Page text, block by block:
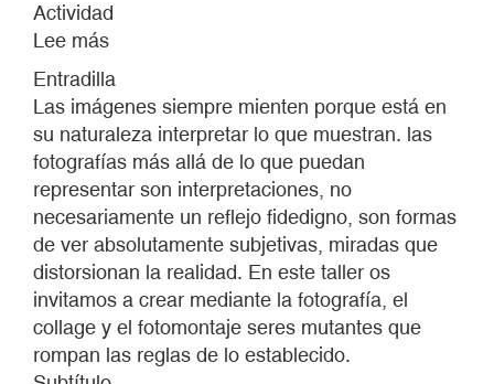
Actividad
Lee más
CLASES
Entradilla
Las imágenes siempre mienten porque está en
su naturaleza interpretar lo que muestran. las
fotografías más allá de lo que puedan
representar son interpretaciones, no
necesariamente un reflejo fidedigno, son formas
de ver absolutamente subjetivas, miradas que
distorsionan la realidad. En este taller os
invitamos a crear mediante la fotografía, el
collage y el fotomontaje seres mutantes que
rompan las reglas de lo establecido.